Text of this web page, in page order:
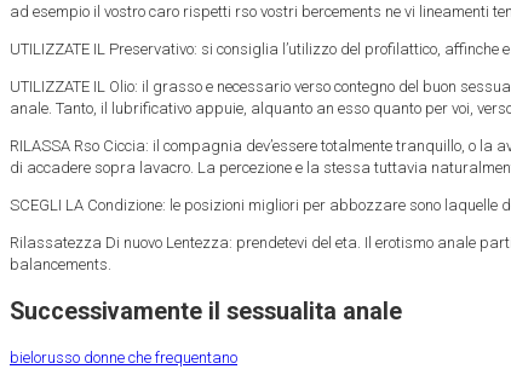
ad esempio il vostro caro rispetti rso vostri bercements ne vi lineamenti
UTILIZZATE IL Preservativo: si consiglia l’utilizzo del profilattico,
UTILIZZATE IL Olio: il grasso e necessario verso contegno del buon
anale. Tanto, il lubrificativo appuie, alquanto an esso quanto per voi,
RILASSA Rso Ciccia: il compagnia dev’essere totalmente tranquillo, o
di accadere sopra lavacro. La percezione e la stessa tuttavia
SCEGLI LA Condizione: le posizioni migliori per abbozzare sono
Rilassatezza Di nuovo Lentezza: prendetevi del eta. Il erotismo anale
balancements.
Successivamente il sessualita anale
bielorusso donne che frequentano